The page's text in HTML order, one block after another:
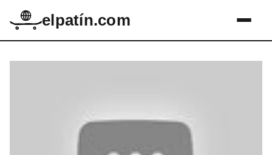
elpatín.com